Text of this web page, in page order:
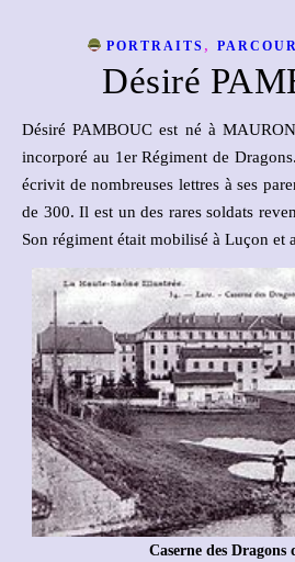
PORTRAITS ,
Désiré
Désiré PAMBOUC est né à MAURON le 5 août 1893, il a été
incorporé au 1er Régiment de
écrivit de nombreuses lettres à ses
de 300. Il est un des rares soldats
Son régiment était mobilisé à Luçon et
Caserne des Dragons